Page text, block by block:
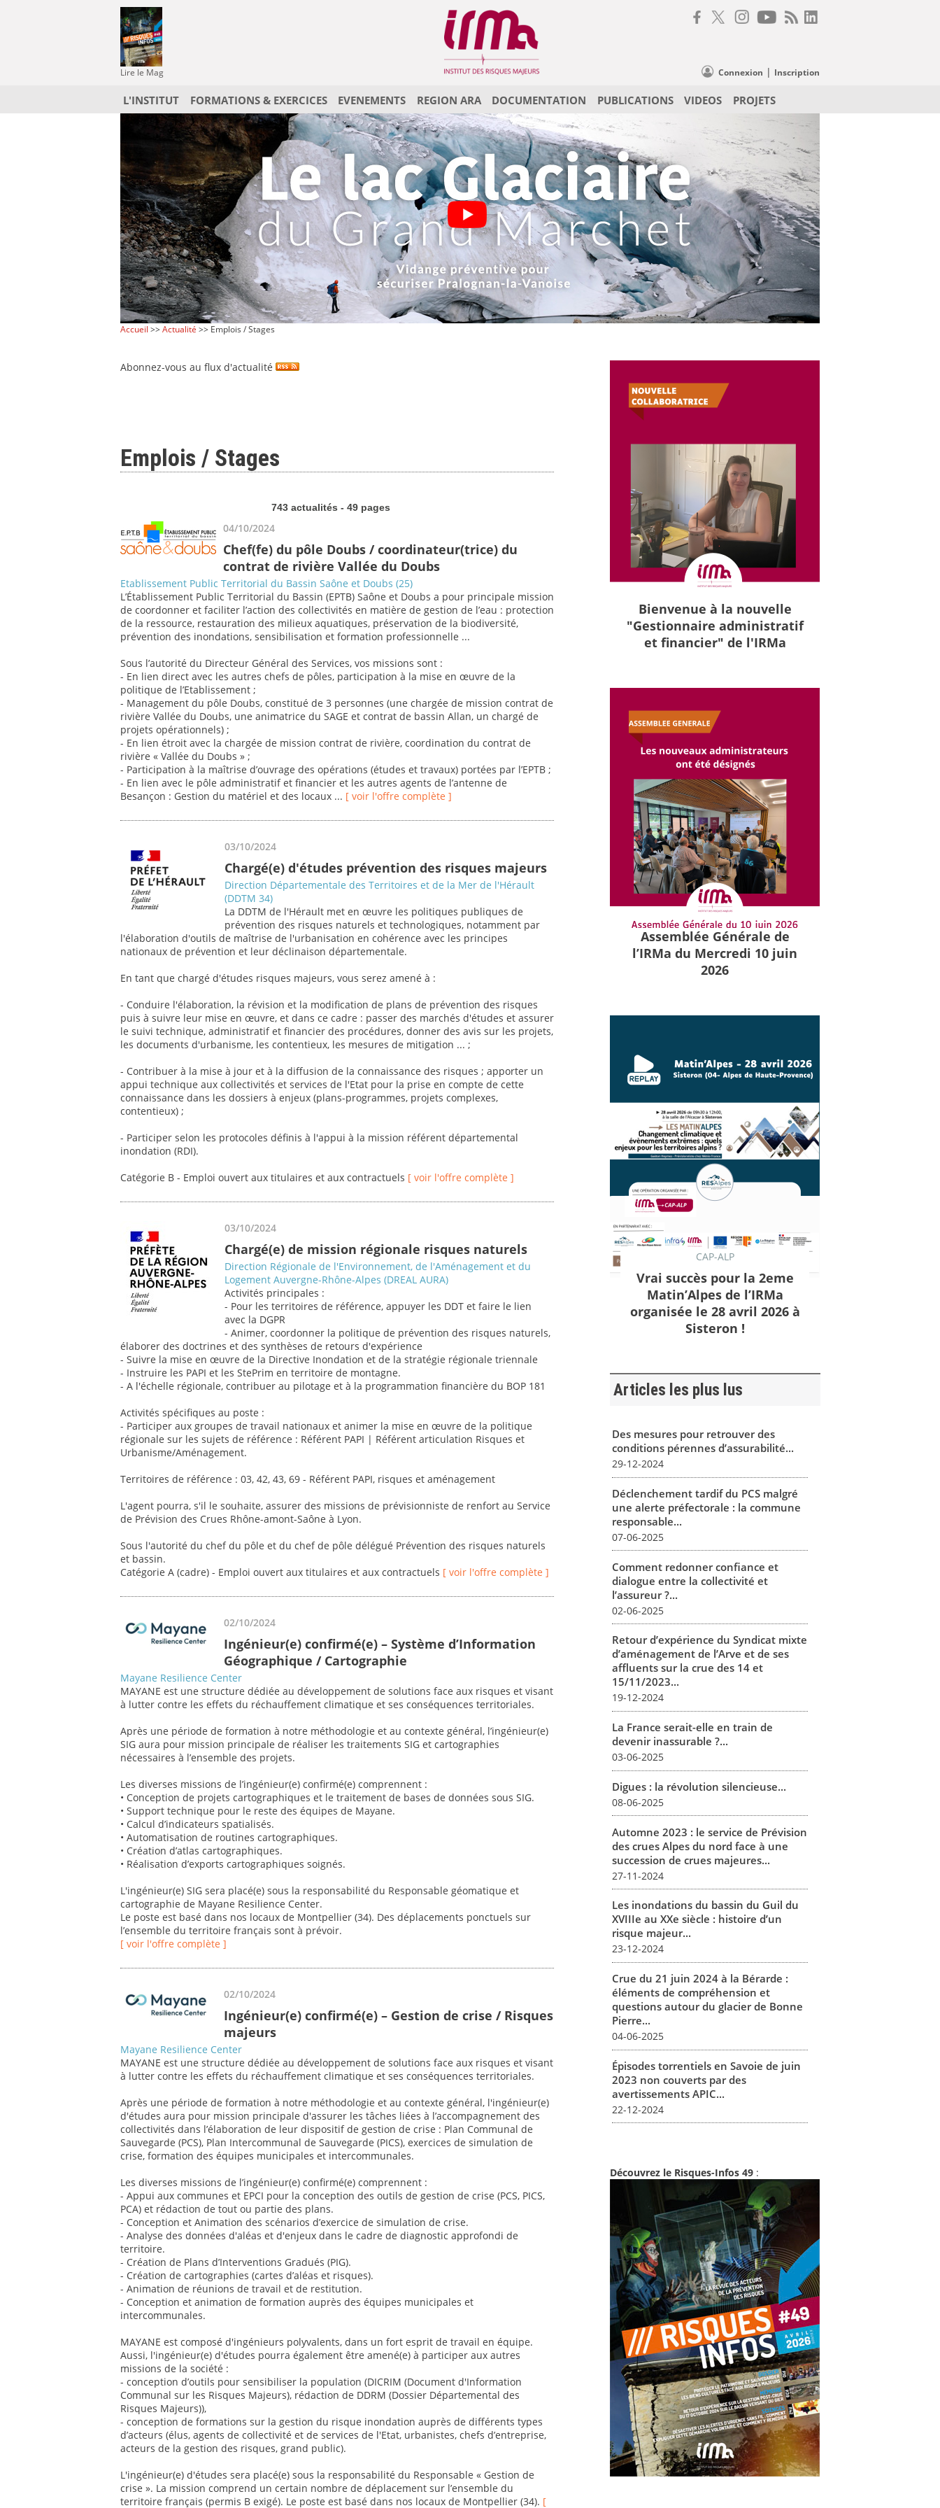
Lire le Mag Connexion | Inscription
L'INSTITUT FORMATIONS & EXERCICES EVENEMENTS REGION ARA DOCUMENTATION PUBLICATIONS VIDEOS PROJETS
Accueil >>Actualité >> Emplois / Stages
Abonnez-vous au flux d'actualité
Emplois / Stages
743 actualités - 49 pages
04/10/2024
Chef(fe) du pôle Doubs / coordinateur(trice) du
contrat de rivière Vallée du Doubs
Etablissement Public Territorial du Bassin Saône et Doubs (25)
L’Établissement Public Territorial du Bassin (EPTB) Saône et Doubs a pour principale mission
de coordonner et faciliter l’action des collectivités en matière de gestion de l’eau : protection
de la ressource, restauration des milieux aquatiques, préservation de la biodiversité,
prévention des inondations, sensibilisation et formation professionnelle ...
Sous l’autorité du Directeur Général des Services, vos missions sont :
- En lien direct avec les autres chefs de pôles, participation à la mise en œuvre de la
politique de l’Etablissement ;
- Management du pôle Doubs, constitué de 3 personnes (une chargée de mission contrat de
rivière Vallée du Doubs, une animatrice du SAGE et contrat de bassin Allan, un chargé de
projets opérationnels) ;
- En lien étroit avec la chargée de mission contrat de rivière, coordination du contrat de
rivière « Vallée du Doubs » ;
- Participation à la maîtrise d’ouvrage des opérations (études et travaux) portées par l’EPTB ;
- En lien avec le pôle administratif et financier et les autres agents de l’antenne de
Besançon : Gestion du matériel et des locaux ... [ voir l'offre complète ]
03/10/2024
Chargé(e) d'études prévention des risques majeurs
Direction Départementale des Territoires et de la Mer de l'Hérault
(DDTM 34)
La DDTM de l'Hérault met en œuvre les politiques publiques de
prévention des risques naturels et technologiques, notamment par
l'élaboration d'outils de maîtrise de l'urbanisation en cohérence avec les principes
nationaux de prévention et leur déclinaison départementale.
En tant que chargé d'études risques majeurs, vous serez amené à :
- Conduire l'élaboration, la révision et la modification de plans de prévention des risques
puis à suivre leur mise en œuvre, et dans ce cadre : passer des marchés d'études et assurer
le suivi technique, administratif et financier des procédures, donner des avis sur les projets,
les documents d'urbanisme, les contentieux, les mesures de mitigation ... ;
- Contribuer à la mise à jour et à la diffusion de la connaissance des risques ; apporter un
appui technique aux collectivités et services de l'Etat pour la prise en compte de cette
connaissance dans les dossiers à enjeux (plans-programmes, projets complexes,
contentieux) ;
- Participer selon les protocoles définis à l'appui à la mission référent départemental
inondation (RDI).
Catégorie B - Emploi ouvert aux titulaires et aux contractuels [ voir l'offre complète ]
03/10/2024
Chargé(e) de mission régionale risques naturels
Direction Régionale de l'Environnement, de l'Aménagement et du
Logement Auvergne-Rhône-Alpes (DREAL AURA)
Activités principales :
- Pour les territoires de référence, appuyer les DDT et faire le lien
avec la DGPR
- Animer, coordonner la politique de prévention des risques naturels,
élaborer des doctrines et des synthèses de retours d'expérience
- Suivre la mise en œuvre de la Directive Inondation et de la stratégie régionale triennale
- Instruire les PAPI et les StePrim en territoire de montagne.
- A l'échelle régionale, contribuer au pilotage et à la programmation financière du BOP 181
Activités spécifiques au poste :
- Participer aux groupes de travail nationaux et animer la mise en œuvre de la politique
régionale sur les sujets de référence : Référent PAPI | Référent articulation Risques et
Urbanisme/Aménagement.
Territoires de référence : 03, 42, 43, 69 - Référent PAPI, risques et aménagement
L'agent pourra, s'il le souhaite, assurer des missions de prévisionniste de renfort au Service
de Prévision des Crues Rhône-amont-Saône à Lyon.
Sous l'autorité du chef du pôle et du chef de pôle délégué Prévention des risques naturels
et bassin.
Catégorie A (cadre) - Emploi ouvert aux titulaires et aux contractuels [ voir l'offre complète ]
02/10/2024
Ingénieur(e) confirmé(e) – Système d’Information
Géographique / Cartographie
Mayane Resilience Center
MAYANE est une structure dédiée au développement de solutions face aux risques et visant
à lutter contre les effets du réchauffement climatique et ses conséquences territoriales.
Après une période de formation à notre méthodologie et au contexte général, l’ingénieur(e)
SIG aura pour mission principale de réaliser les traitements SIG et cartographies
nécessaires à l’ensemble des projets.
Les diverses missions de l’ingénieur(e) confirmé(e) comprennent :
• Conception de projets cartographiques et le traitement de bases de données sous SIG.
• Support technique pour le reste des équipes de Mayane.
• Calcul d’indicateurs spatialisés.
• Automatisation de routines cartographiques.
• Création d’atlas cartographiques.
• Réalisation d’exports cartographiques soignés.
L'ingénieur(e) SIG sera placé(e) sous la responsabilité du Responsable géomatique et
cartographie de Mayane Resilience Center.
Le poste est basé dans nos locaux de Montpellier (34). Des déplacements ponctuels sur
l’ensemble du territoire français sont à prévoir.
[ voir l'offre complète ]
02/10/2024
Ingénieur(e) confirmé(e) – Gestion de crise / Risques
majeurs
Mayane Resilience Center
MAYANE est une structure dédiée au développement de solutions face aux risques et visant
à lutter contre les effets du réchauffement climatique et ses conséquences territoriales.
Après une période de formation à notre méthodologie et au contexte général, l'ingénieur(e)
d'études aura pour mission principale d'assurer les tâches liées à l’accompagnement des
collectivités dans l’élaboration de leur dispositif de gestion de crise : Plan Communal de
Sauvegarde (PCS), Plan Intercommunal de Sauvegarde (PICS), exercices de simulation de
crise, formation des équipes municipales et intercommunales.
Les diverses missions de l’ingénieur(e) confirmé(e) comprennent :
- Appui aux communes et EPCI pour la conception des outils de gestion de crise (PCS, PICS,
PCA) et rédaction de tout ou partie des plans.
- Conception et Animation des scénarios d’exercice de simulation de crise.
- Analyse des données d'aléas et d'enjeux dans le cadre de diagnostic approfondi de
territoire.
- Création de Plans d’Interventions Gradués (PIG).
- Création de cartographies (cartes d’aléas et risques).
- Animation de réunions de travail et de restitution.
- Conception et animation de formation auprès des équipes municipales et
intercommunales.
MAYANE est composé d'ingénieurs polyvalents, dans un fort esprit de travail en équipe.
Aussi, l'ingénieur(e) d'études pourra également être amené(e) à participer aux autres
missions de la société :
- conception d’outils pour sensibiliser la population (DICRIM (Document d'Information
Communal sur les Risques Majeurs), rédaction de DDRM (Dossier Départemental des
Risques Majeurs)),
- conception de formations sur la gestion du risque inondation auprès de différents types
d’acteurs (élus, agents de collectivité et de services de l'Etat, urbanistes, chefs d’entreprise,
acteurs de la gestion des risques, grand public).
L'ingénieur(e) d'études sera placé(e) sous la responsabilité du Responsable « Gestion de
crise ». La mission comprend un certain nombre de déplacement sur l’ensemble du
territoire français (permis B exigé). Le poste est basé dans nos locaux de Montpellier (34). [
Bienvenue à la nouvelle
"Gestionnaire administratif
et financier" de l'IRMa
Assemblée Générale de
l’IRMa du Mercredi 10 juin
2026
CAP-ALP
Vrai succès pour la 2eme
Matin’Alpes de l’IRMa
organisée le 28 avril 2026 à
Sisteron !
Articles les plus lus
Des mesures pour retrouver des
conditions pérennes d’assurabilité...
29-12-2024
Déclenchement tardif du PCS malgré
une alerte préfectorale : la commune
responsable...
07-06-2025
Comment redonner confiance et
dialogue entre la collectivité et
l’assureur ?...
02-06-2025
Retour d’expérience du Syndicat mixte
d’aménagement de l’Arve et de ses
affluents sur la crue des 14 et
15/11/2023...
19-12-2024
La France serait-elle en train de
devenir inassurable ?...
03-06-2025
Digues : la révolution silencieuse...
08-06-2025
Automne 2023 : le service de Prévision
des crues Alpes du nord face à une
succession de crues majeures...
27-11-2024
Les inondations du bassin du Guil du
XVIIIe au XXe siècle : histoire d’un
risque majeur...
23-12-2024
Crue du 21 juin 2024 à la Bérarde :
éléments de compréhension et
questions autour du glacier de Bonne
Pierre...
04-06-2025
Épisodes torrentiels en Savoie de juin
2023 non couverts par des
avertissements APIC...
22-12-2024
Découvrez le Risques-Infos 49 :